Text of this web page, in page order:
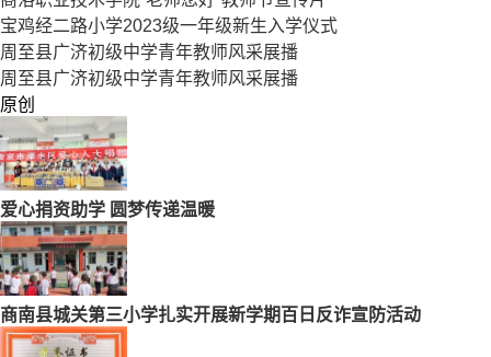
宝鸡经二路小学2023级一年级新生入学仪式
周至县广济初级中学青年教师风采展播
周至县广济初级中学青年教师风采展播
原创
爱心捐资助学 圆梦传递温暖
商南县城关第三小学扎实开展新学期百日反诈宣防活动